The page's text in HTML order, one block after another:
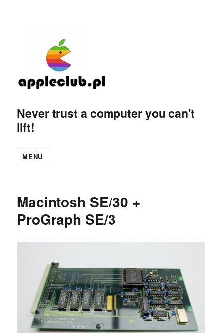
Never trust a computer you can't
lift!
MENU
Macintosh SE/30 +
ProGraph SE/3